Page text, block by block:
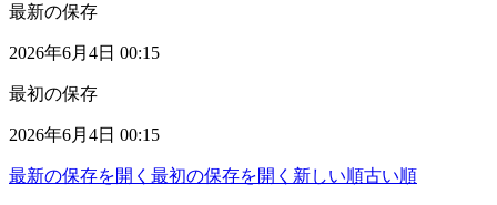
最新の保存
2026年6月4日 00:15
最初の保存
2026年6月4日 00:15
最新の保存を開く 最初の保存を開く 新しい順古い順